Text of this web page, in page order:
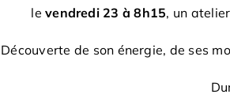
levendredi 23 à 8h15, un
Découverte de son énergie, de ses